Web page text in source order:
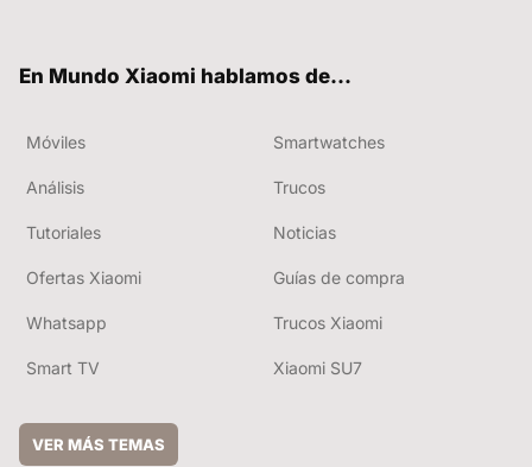
En Mundo Xiaomi hablamos de...
Móviles Smartwatches
Análisis Trucos
Tutoriales Noticias
Ofertas Xiaomi Guías de compra
Whatsapp Trucos Xiaomi
Smart TV Xiaomi SU7
VER MÁS TEMAS